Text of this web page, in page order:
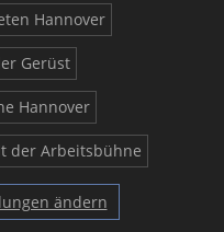
Hannover
Gerüst
Hannover
der Arbeitsbühne
ändern